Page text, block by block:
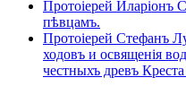
Протоіерей Иларіонъ
пѣвцамъ.
Протоіерей Стефанъ
ходовъ и освященія
честныхъ древъ